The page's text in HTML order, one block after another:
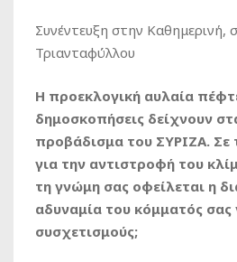
Συνέντευξη στην Καθημερινή,
Τριανταφύλλου
Η προεκλογική αυλαία
δημοσκοπήσεις δείχνουν
προβάδισμα του ΣΥΡΙΖΑ. Σε
για την αντιστροφή του
τη γνώμη σας οφείλεται η
αδυναμία του κόμματός σας
συσχετισμούς;